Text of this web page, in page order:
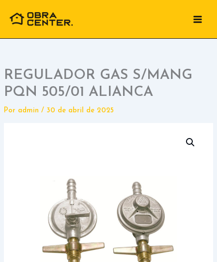
para
conteúdo
REGULADOR GAS S/MANG
PQN 505/01 ALIANCA
Por admin / 30 de abril de 2025